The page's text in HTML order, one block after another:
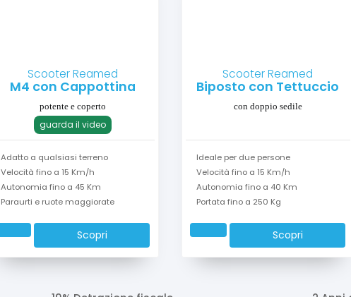
Scooter Reamed
M4 con Cappottina
potente e coperto
guarda il video
Adatto a qualsiasi terreno
Velocità fino a 15 Km/h
Autonomia fino a 45 Km
Paraurti e ruote maggiorate
Scopri
Scooter Reamed
Biposto con Tettuccio
con doppio sedile
Ideale per due persone
Velocità fino a 15 Km/h
Autonomia fino a 40 Km
Portata fino a 250 Kg
Scopri